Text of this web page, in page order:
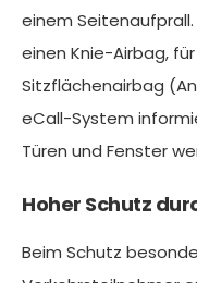
einem
einen Knie-Airbag,
Sitzflächenairbag
eCall-System
Türen und Fenster
Hoher Schutz
Beim Schutz